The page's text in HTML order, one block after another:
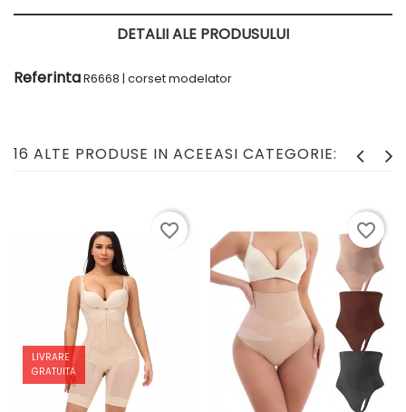
DETALII ALE PRODUSULUI
ReferintaR6668 | corset modelator
16 ALTE PRODUSE IN ACEEASI CATEGORIE:
LIVRARE
GRATUITA
favorite_border favorite_border